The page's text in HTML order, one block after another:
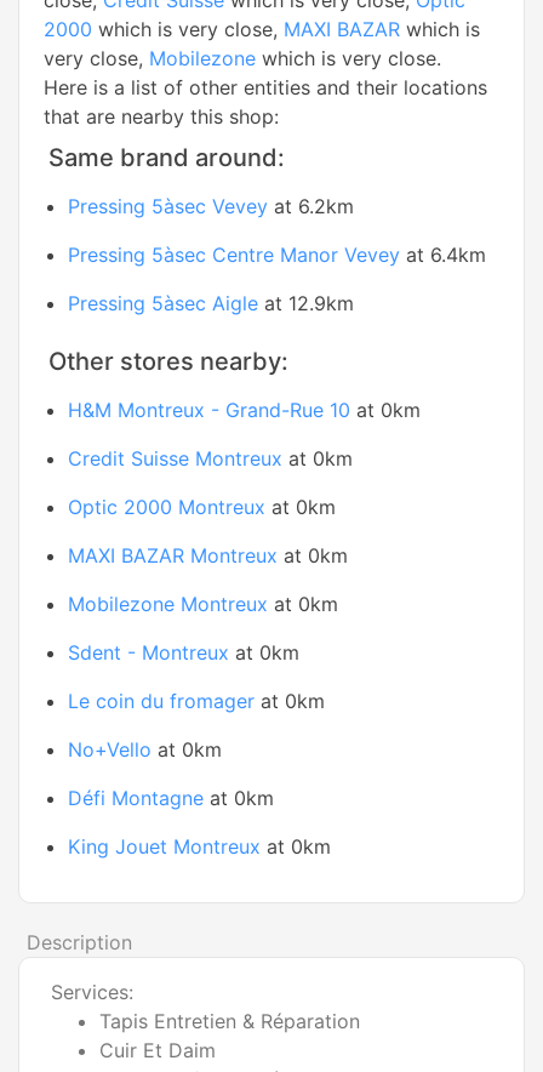
2000 which is very close, MAXI BAZAR which is
very close, Mobilezone which is very close.
Here is a list of other entities and their locations
that are nearby this shop:
Same brand around:
Pressing 5àsec Vevey at 6.2km
Pressing 5àsec Centre Manor Vevey at 6.4km
Pressing 5àsec Aigle at 12.9km
Other stores nearby:
H&M Montreux - Grand-Rue 10 at 0km
Credit Suisse Montreux at 0km
Optic 2000 Montreux at 0km
MAXI BAZAR Montreux at 0km
Mobilezone Montreux at 0km
Sdent - Montreux at 0km
Le coin du fromager at 0km
No+Vello at 0km
Défi Montagne at 0km
King Jouet Montreux at 0km
Description
Services:
Tapis Entretien & Réparation
Cuir Et Daim